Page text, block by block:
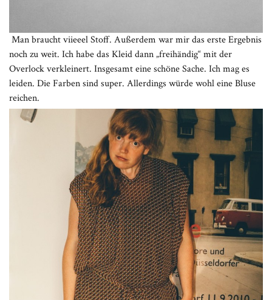
Man braucht viieeel Stoff. Außerdem war mir das erste Ergebnis
noch zu weit. Ich habe das Kleid dann „freihändig“ mit der
Overlock verkleinert. Insgesamt eine schöne Sache. Ich mag es
leiden. Die Farben sind super. Allerdings würde wohl eine Bluse
reichen.